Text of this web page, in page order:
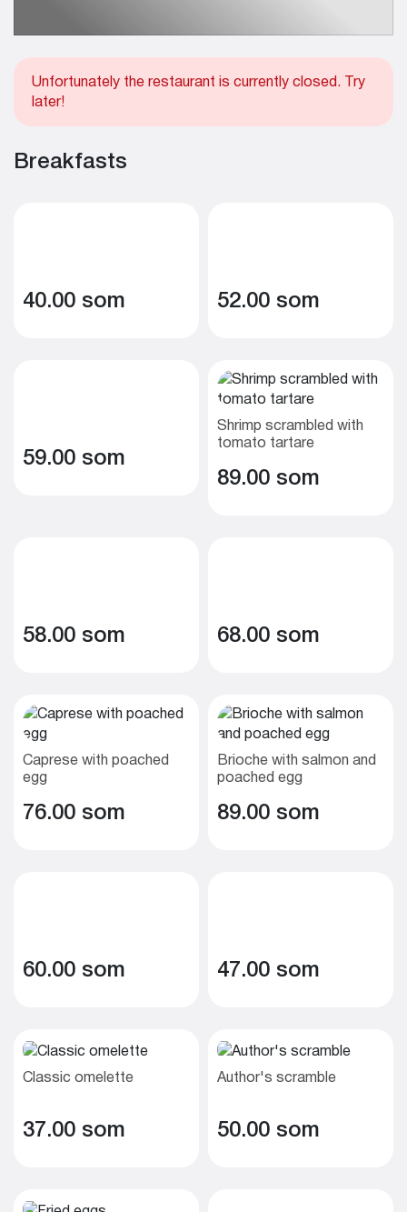
Unfortunately the restaurant is currently closed. Try
later!
Breakfasts
40.00 som 52.00 som
59.00 som
Shrimp scrambled with
tomato tartare
89.00 som
58.00 som 68.00 som
Caprese with poached
egg
76.00 som
Brioche with salmon and
poached egg
89.00 som
60.00 som 47.00 som
Classic omelette
37.00 som
Author's scramble
50.00 som